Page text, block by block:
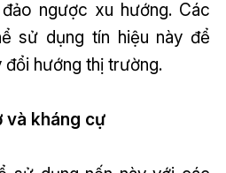
ngược xu hướng. Các
sử dụng tín hiệu này để
hướng thị trường.
và kháng cự